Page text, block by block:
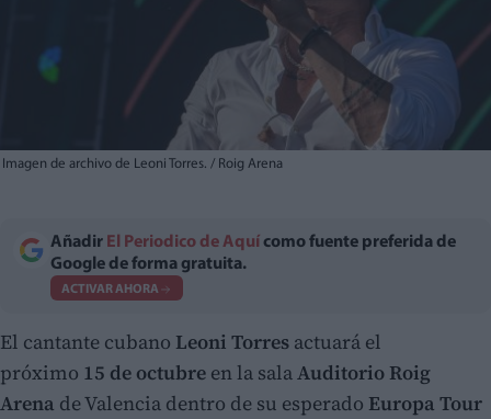
Imagen de archivo de Leoni Torres. / Roig Arena
Añadir El Periodico de Aquí como fuente preferida de
Google de forma gratuita.
ACTIVAR AHORA
El cantante cubano Leoni Torres actuará el
próximo 15 de octubre en la salaAuditorio Roig
Arena de Valencia dentro de su esperado Europa Tour